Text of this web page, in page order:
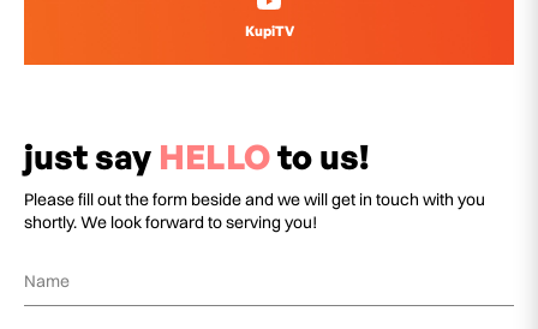
KupiTV
just say HELLOto us!
Please fill out the form beside and we will get in touch with you
shortly. We look forward to serving you!